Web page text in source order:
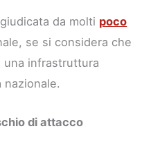
da molti poco
se si considera che
una infrastruttura
di attacco